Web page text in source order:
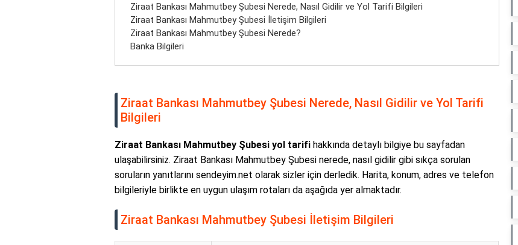
Ziraat Bankası Mahmutbey Şubesi Nerede, Nasıl Gidilir ve Yol Tarifi Bilgileri
Ziraat Bankası Mahmutbey Şubesi İletişim Bilgileri
Ziraat Bankası Mahmutbey Şubesi Nerede?
Banka Bilgileri
Ziraat Bankası Mahmutbey Şubesi Nerede, Nasıl Gidilir ve Yol Tarifi
Bilgileri
Ziraat Bankası Mahmutbey Şubesi yol tarifi hakkında detaylı bilgiye bu sayfadan
ulaşabilirsiniz. Ziraat Bankası Mahmutbey Şubesi nerede, nasıl gidilir gibi sıkça sorulan
soruların yanıtlarını sendeyim.net olarak sizler için derledik. Harita, konum, adres ve telefon
bilgileriyle birlikte en uygun ulaşım rotaları da aşağıda yer almaktadır.
Ziraat Bankası Mahmutbey Şubesi İletişim Bilgileri